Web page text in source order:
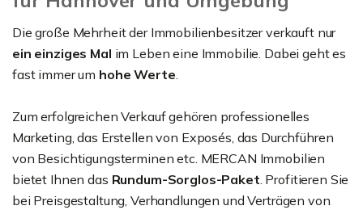
Die große Mehrheit der Immobilienbesitzer verkauft nur
ein einziges Mal im Leben eine Immobilie. Dabei geht es
fast immer um hohe Werte.
Zum erfolgreichen Verkauf gehören professionelles
Marketing, das Erstellen von Exposés, das Durchführen
von Besichtigungsterminen etc. MERCAN Immobilien
bietet Ihnen das Rundum-Sorglos-Paket. Profitieren Sie
bei Preisgestaltung, Verhandlungen und Verträgen von